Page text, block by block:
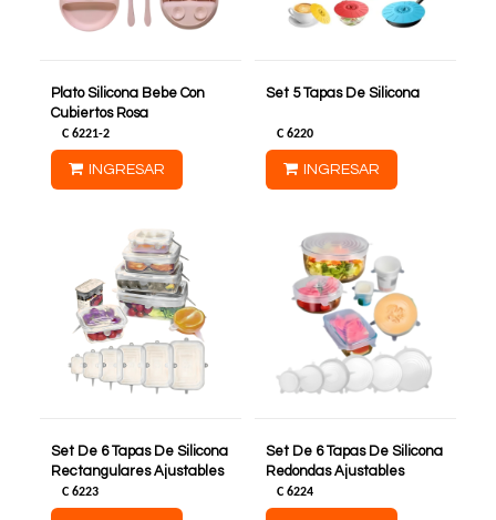
Plato Silicona Bebe Con
Cubiertos Rosa
C 6221-2
INGRESAR
Set 5 Tapas De Silicona
C 6220
INGRESAR
Set De 6 Tapas De Silicona
Rectangulares Ajustables
C 6223
Set De 6 Tapas De Silicona
Redondas Ajustables
C 6224